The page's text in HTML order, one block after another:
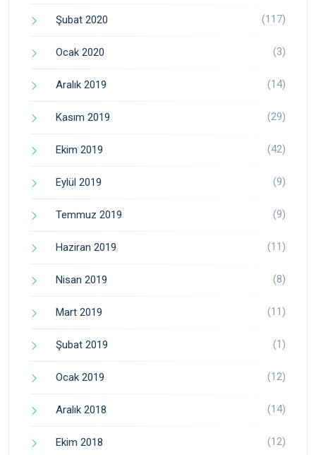
Şubat 2020 (117)
Ocak 2020 (3)
Aralık 2019 (14)
Kasım 2019 (29)
Ekim 2019 (42)
Eylül 2019 (9)
Temmuz 2019 (9)
Haziran 2019 (11)
Nisan 2019 (8)
Mart 2019 (11)
Şubat 2019 (1)
Ocak 2019 (12)
Aralık 2018 (14)
Ekim 2018 (12)